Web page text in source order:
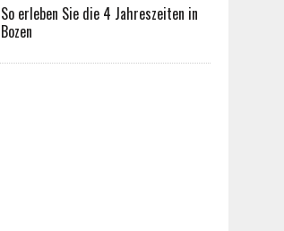
So erleben Sie die 4 Jahreszeiten in
Bozen